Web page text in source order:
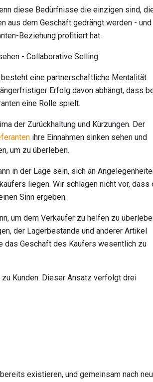
diese Bedürfnisse die einzigen sind,
aus dem Geschäft gedrängt werden - und
Beziehung profitiert hat .
- Collaborative Selling.
eine partnerschaftliche Mentalität
Erfolg davon abhängt, dass
eine Rolle spielt.
der Zurückhaltung und Kürzungen. Der
ihre Einnahmen sinken sehen und
um zu überleben.
in der Lage sein, sich an
liegen. Wir schlagen nicht vor, dass
Sinn ergeben.
um dem Verkäufer zu helfen zu
der Lagerbestände und anderer Artikel
das Geschäft des Käufers wesentlich zu
Kunden. Dieser Ansatz verfolgt drei
existieren, und gemeinsam nach